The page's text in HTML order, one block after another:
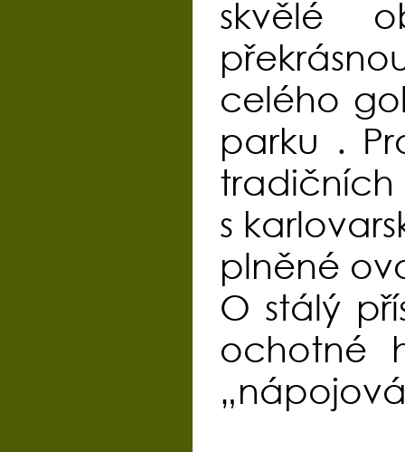
skvělé
celého
parku .
tradičních
s
plněné
O stálý
ochotné